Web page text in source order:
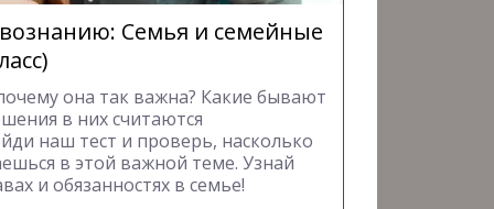
Семья и семейные
она так важна? Какие бывают
в них считаются
наш тест и проверь, насколько
в этой важной теме. Узнай
и обязанностях в семье!